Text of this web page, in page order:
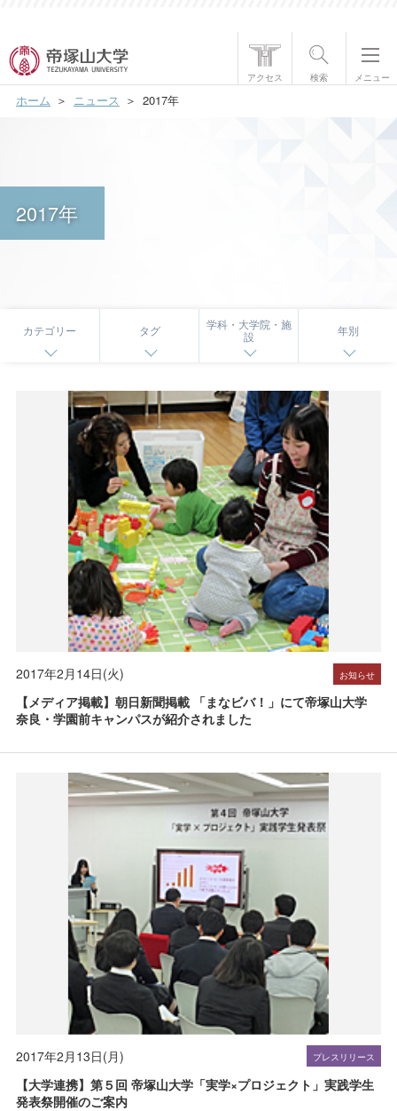
アクセス 検索 メニュー
帝塚山大学について
研究・社会貢献
受験生の方へ 在学生の方へ
保護者の方へ 卒業生の方へ
一般の方へ 企業・採用担当者の方へ
English 資料請求 お問い合わせ
ホーム ニュース 2017年
2017年
カテゴリー タグ
学科・大学院・施
設
年別
2017年2月14日(火) お知らせ
【メディア掲載】朝日新聞掲載 「まなビバ！」にて帝塚山大学
奈良・学園前キャンパスが紹介されました
2017年2月13日(月) プレスリリース
【大学連携】第５回 帝塚山大学「実学×プロジェクト」実践学生
発表祭開催のご案内